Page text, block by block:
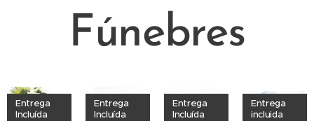
Fúnebres
Entrega
Incluída
Entrega
Incluída
Entrega
Incluída
Entrega
incluida